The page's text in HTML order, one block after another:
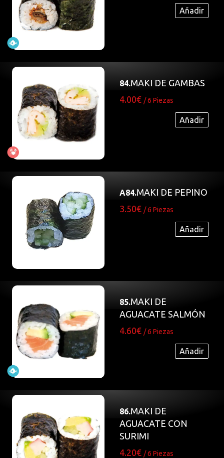
Añadir
84.MAKI DE GAMBAS
4.00€ / 6 Piezas
Añadir
A84.MAKI DE PEPINO
3.50€ / 6 Piezas
Añadir
85.MAKI DE
AGUACATE SALMÓN
4.60€ / 6 Piezas
Añadir
86.MAKI DE
AGUACATE CON
SURIMI
4.20€ / 6 Piezas